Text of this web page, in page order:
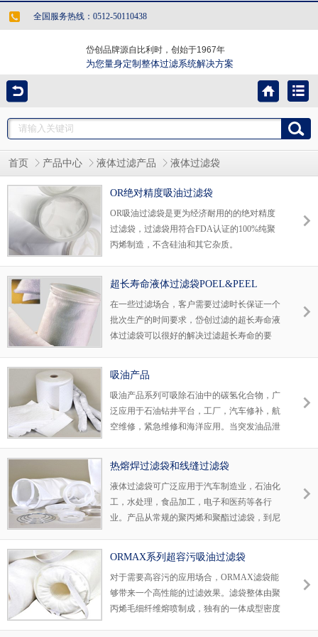
全国服务热线：0512-50110438
岱创品牌源自比利时，创始于1967年
为您量身定制整体过滤系统解决方案
首页 产品中心 液体过滤产品 液体过滤袋
OR绝对精度吸油过滤袋
OR吸油过滤袋是更为经济耐用的的绝对精度
过滤袋，过滤袋用符合FDA认证的100%纯聚
丙烯制造，不含硅油和其它杂质。
超长寿命液体过滤袋POEL&PEEL
在一些过滤场合，客户需要过滤时长保证一个
批次生产的时间要求，岱创过滤的超长寿命液
体过滤袋可以很好的解决过滤超长寿命的要
质有很好的捕捉能力。
吸油产品
吸油产品系列可吸除石油中的碳氢化合物，广
泛应用于石油钻井平台，工厂，汽车修补，航
空维修，紧急维修和海洋应用。当突发油品泄
型和尺寸可供选择。
热熔焊过滤袋和线缝过滤袋
液体过滤袋可广泛应用于汽车制造业，石油化
工，水处理，食品加工，电子和医药等各行
业。产品从常规的聚丙烯和聚酯过滤袋，到尼
ORMAX系列超容污吸油过滤袋
对于需要高容污的应用场合，ORMAX滤袋能
够带来一个高性能的过滤效果。滤袋整体由聚
丙烯毛细纤维熔喷制成，独有的一体成型密度